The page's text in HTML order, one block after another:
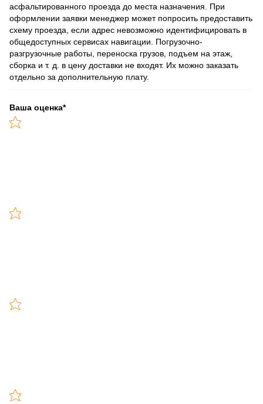
асфальтированного проезда до места назначения. При
оформлении заявки менеджер может попросить предоставить
схему проезда, если адрес невозможно идентифицировать в
общедоступных сервисах навигации. Погрузочно-
разгрузочные работы, переноска грузов, подъем на этаж,
сборка и т. д. в цену доставки не входят. Их можно заказать
отдельно за дополнительную плату.
Ваша оценка*